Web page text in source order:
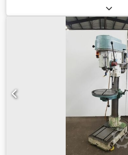
, brzina
širina stola:600 mm, duljina stola:
stupna bušilica marke Alzmetall u
stanju, kao što je prikazano na
Proizvođač: Alzmetall • Model: AB3-
55 - 1.450 o/min • Hod vretena: cca
pomaka: 0,1/0,2/0,3 mm/okr. •
mm • Širina T-utora: cca 14 mm
Godina proizvodnje: 1977 • Stanje:
Troškovi dostave špedicijom: cca
su dobrodošli! Dobivate račun s
Pregled/preuzimanje moguće
Remscheid. Prodaja sa lokacije
ukrcano na vozilo. Zadržavamo
i mogućnost prethodne prodaje.